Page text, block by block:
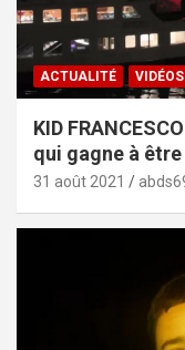
ACTUALITÉ
KID
qui gagne à
31 août 2021